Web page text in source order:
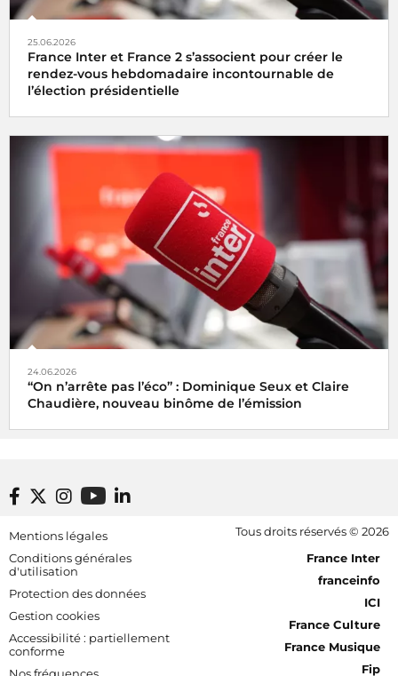
25.06.2026
France Inter et France 2 s’associent pour créer le
rendez-vous hebdomadaire incontournable de
l’élection présidentielle
24.06.2026
“On n’arrête pas l’éco” : Dominique Seux et Claire
Chaudière, nouveau binôme de l’émission
Footer bottom
Mentions légales
Conditions générales
d'utilisation
Protection des données
Gestion cookies
Accessibilité : partiellement
conforme
Nos fréquences
Tous droits réservés © 2026
[RDF] Pied de page - Mobile
France Inter
franceinfo
ICI
France Culture
France Musique
Fip